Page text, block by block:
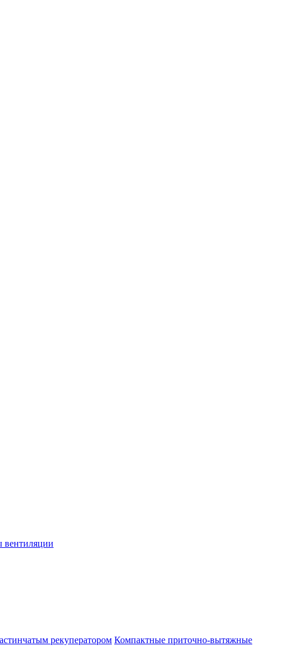
вентиляции
рекуператором Компактные приточно-вытяжные